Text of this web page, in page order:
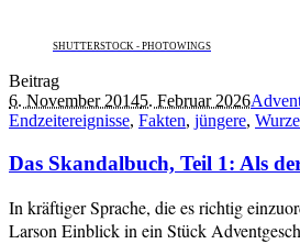
SHUTTERSTOCK - PHOTOWINGS
Beitrag
6. November 20145. Februar 2026
Endzeitereignisse, Fakten, jüngere,
Das Skandalbuch, Teil 1: Als
In kräftiger Sprache, die es richtig
Larson Einblick in ein Stück